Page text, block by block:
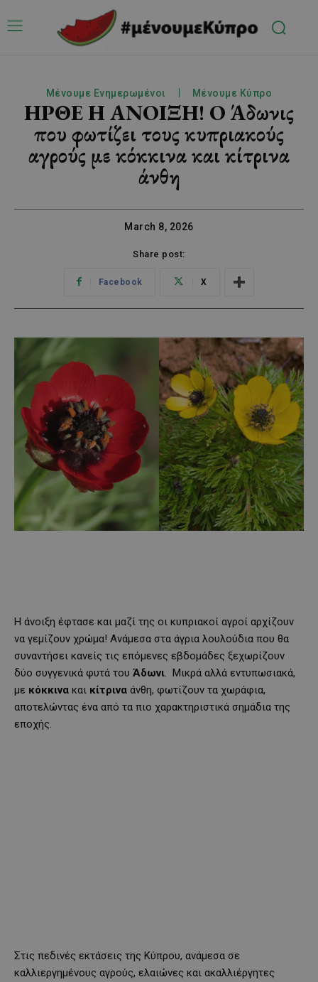
Μένουμε Ενημερωμένοι Μένουμε Κύπρο
ΗΡΘΕ Η ΑΝΟΙΞΗ! Ο Άδωνις
που φωτίζει τους κυπριακούς
αγρούς με κόκκινα και κίτρινα
άνθη
March 8, 2026
Share post:
Facebook X
Η άνοιξη έφτασε και μαζί της οι κυπριακοί αγροί αρχίζουν
να γεμίζουν χρώμα! Ανάμεσα στα άγρια λουλούδια που θα
συναντήσει κανείς τις επόμενες εβδομάδες ξεχωρίζουν
δύο συγγενικά φυτά του Άδωνι. Μικρά αλλά εντυπωσιακά,
με κόκκινα και κίτρινα άνθη, φωτίζουν τα χωράφια,
αποτελώντας ένα από τα πιο χαρακτηριστικά σημάδια της
εποχής.
Στις πεδινές εκτάσεις της Κύπρου, ανάμεσα σε
καλλιεργημένους αγρούς, ελαιώνες και ακαλλιέργητες